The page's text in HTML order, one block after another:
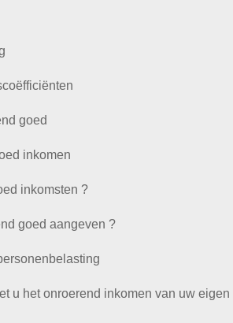
goed
inkomen
inkomsten ?
goed aangeven ?
u het onroerend inkomen van uw